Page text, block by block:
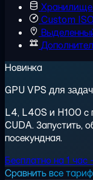
Custom ISO
Новинка
GPU VPS для
L4, L40S и H100 с
CUDA. Запустить,
посекундная.
Бесплатно на 1 час
Сравнить все